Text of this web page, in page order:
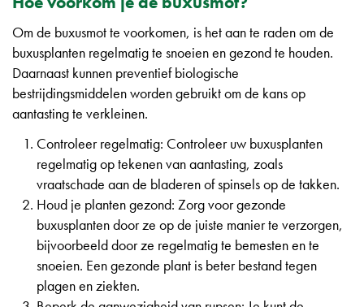
Om de buxusmot te voorkomen, is het aan te raden om de
buxusplanten regelmatig te snoeien en gezond te houden.
Daarnaast kunnen preventief biologische
bestrijdingsmiddelen worden gebruikt om de kans op
aantasting te verkleinen.
Controleer regelmatig: Controleer uw buxusplanten
regelmatig op tekenen van aantasting, zoals
vraatschade aan de bladeren of spinsels op de takken.
Houd je planten gezond: Zorg voor gezonde
buxusplanten door ze op de juiste manier te verzorgen,
bijvoorbeeld door ze regelmatig te bemesten en te
snoeien. Een gezonde plant is beter bestand tegen
plagen en ziekten.